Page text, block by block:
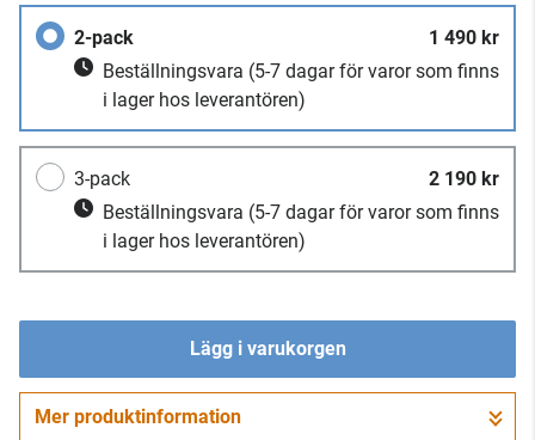
2-pack
1 490 kr
Beställningsvara (5-7 dagar för varor som finns
i lager hos leverantören)
3-pack
2 190 kr
Beställningsvara (5-7 dagar för varor som finns
i lager hos leverantören)
Lägg i varukorgen
Gå till kassan
Mer produktinformation